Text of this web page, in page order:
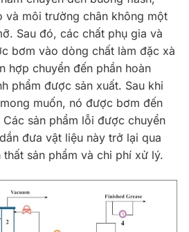
và môi trường chân không một
Sau đó, các chất phụ gia và
bơm vào dòng chất làm đặc xà
hợp chuyển đến phần hoàn
phẩm được sản xuất. Sau khi
muốn, nó được bơm đến
sản phẩm lỗi được chuyển
đưa vật liệu này trở lại qua
sản phẩm và chi phí xử lý.